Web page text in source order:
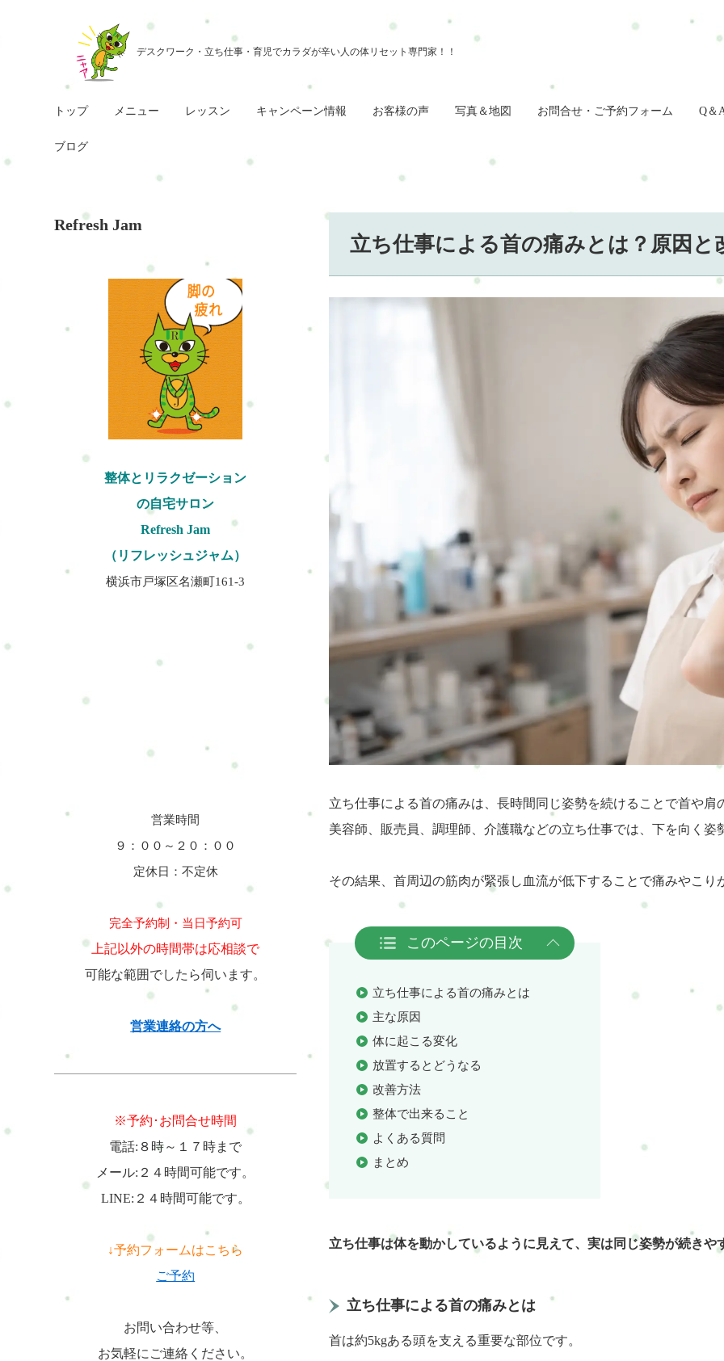
トップ メニュー レッスン キャンペーン情報 お客様の声 写真＆地図 お問合せ・ご予約フォーム Q＆
ブログ
立ち仕事による首の痛みとは？原因と
立ち仕事による首の痛みは、長時間同じ姿勢を続けることで首や
美容師、販売員、調理師、介護職などの立ち仕事では、下を向く
その結果、首周辺の筋肉が緊張し血流が低下することで痛みやこり
このページの目次
立ち仕事による首の痛みとは
主な原因
体に起こる変化
放置するとどうなる
改善方法
整体で出来ること
よくある質問
まとめ
立ち仕事は体を動かしているように見えて、実は同じ姿勢が続き
立ち仕事による首の痛みとは
首は約5kgある頭を支える重要な部位です。
Refresh Jam
整体とリラクゼーション
の自宅サロン
Refresh Jam
（リフレッシュジャム）
横浜市戸塚区名瀬町161-3
営業時間
９：００～２０：００
定休日：不定休
完全予約制・当日予約可
上記以外の時間帯は応相談で
可能な範囲でしたら伺います。
営業連絡の方へ
※予約･お問合せ時間
電話:８時～１７時まで
メール:２４時間可能です。
LINE:２４時間可能です。
↓予約フォームはこちら
ご予約
お問い合わせ等、
お気軽にご連絡ください。